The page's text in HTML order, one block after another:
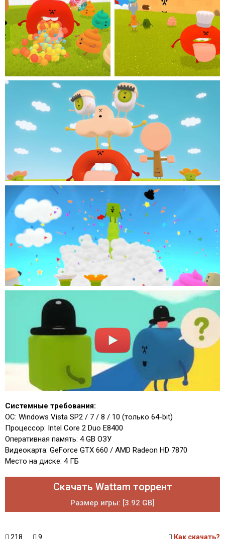
Системные требования:
ОС: Windows Vista SP2 / 7 / 8 / 10 (только 64-bit)
Процессор: Intel Core 2 Duo E8400
Оперативная память: 4 GB ОЗУ
Видеокарта: GeForce GTX 660 / AMD Radeon HD 7870
Место на диске: 4 ГБ
Скачать Wattam торрент
Размер игры: [3.92 GB]
218 9 Как скачать?